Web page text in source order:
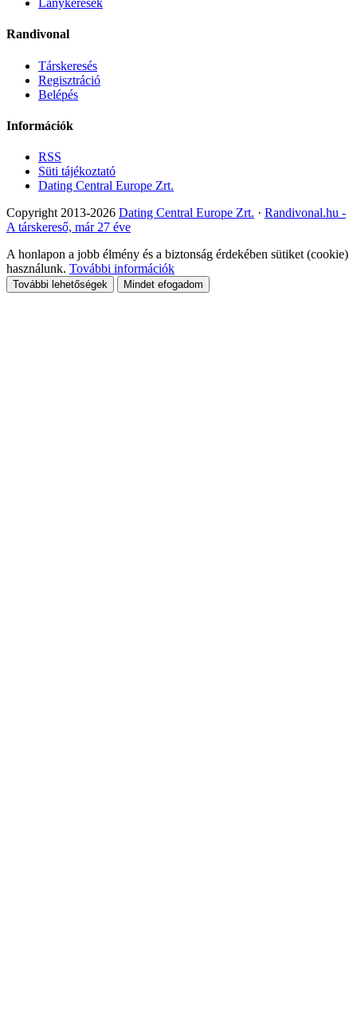
Lánykérések
Randivonal
Társkeresés
Regisztráció
Belépés
Információk
RSS
Süti tájékoztató
Dating Central Europe Zrt.
Copyright 2013-2026 Dating Central Europe Zrt. · Randivonal.hu -
A társkereső, már 27 éve
A honlapon a jobb élmény és a biztonság érdekében sütiket (cookie)
használunk. További információk
További lehetőségek Mindet efogadom